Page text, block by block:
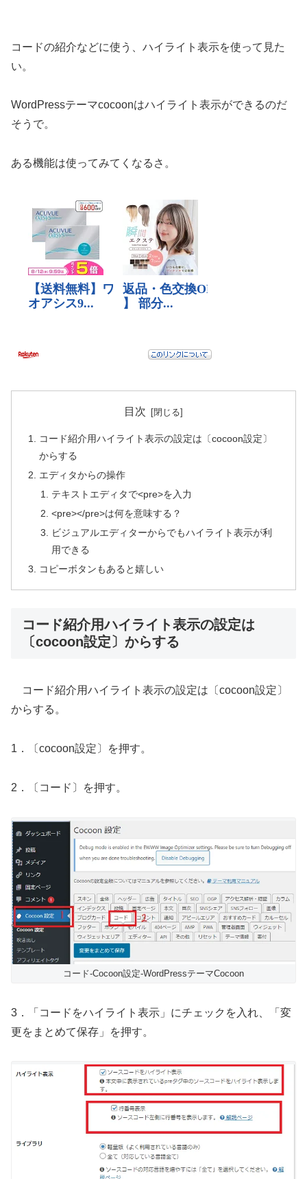
コードの紹介などに使う、ハイライト表示を使って見た
い。
WordPressテーマcocoonはハイライト表示ができるのだ
そうで。
ある機能は使ってみてくなるさ。
目次
コード紹介用ハイライト表示の設定は〔cocoon設定〕
からする
エディタからの操作
テキストエディタで<pre>を入力
<pre></pre>は何を意味する？
ビジュアルエディターからでもハイライト表示が利
用できる
コピーボタンもあると嬉しい
コード紹介用ハイライト表示の設定は
〔cocoon設定〕からする
コード紹介用ハイライト表示の設定は〔cocoon設定〕
からする。
1．〔cocoon設定〕を押す。
2．〔コード〕を押す。
コード-Cocoon設定-WordPressテーマCocoon
3．「コードをハイライト表示」にチェックを入れ、「変
更をまとめて保存」を押す。